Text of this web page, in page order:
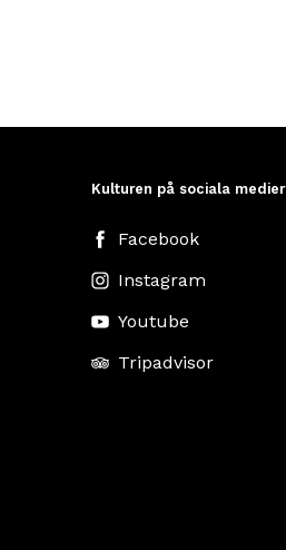
Kulturen på sociala medier
Facebook
Instagram
Youtube
Tripadvisor